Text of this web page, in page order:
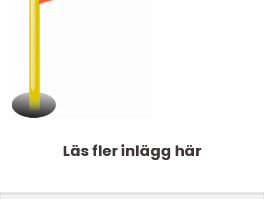
Läs fler inlägg här